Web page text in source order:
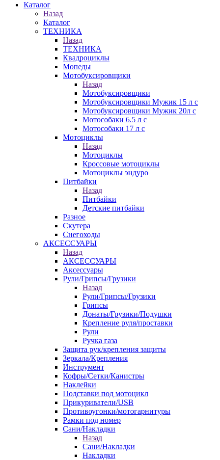
Каталог
Назад
Каталог
ТЕХНИКА
Назад
ТЕХНИКА
Квадроциклы
Мопеды
Мотобуксировщики
Назад
Мотобуксировщики
Мотобуксировщики Мужик 15 л с
Мотобуксировщики Мужик 20л с
Мотособаки 6.5 л с
Мотособаки 17 л с
Мотоциклы
Назад
Мотоциклы
Кроссовые мотоциклы
Мотоциклы эндуро
Питбайки
Назад
Питбайки
Детские питбайки
Разное
Скутера
Снегоходы
АКСЕССУАРЫ
Назад
АКСЕССУАРЫ
Аксессуары
Рули/Грипсы/Грузики
Назад
Рули/Грипсы/Грузики
Грипсы
Донаты/Грузики/Подушки
Крепление руля/проставки
Рули
Ручка газа
Защита рук/крепления защиты
Зеркала/Крепления
Инструмент
Кофры/Сетки/Канистры
Наклейки
Подставки под мотоцикл
Прикуриватели/USB
Противоугонки/мотогарнитуры
Рамки под номер
Сани/Накладки
Назад
Сани/Накладки
Накладки